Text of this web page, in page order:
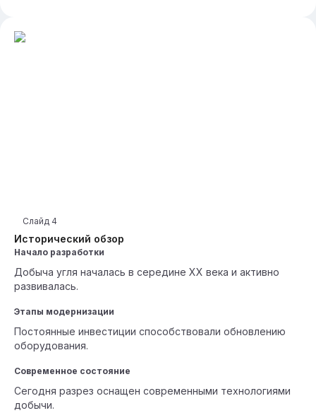
Исторический обзор
Слайд 4
Начало разработки
Добыча угля началась в середине XX века и активно
развивалась.
Этапы модернизации
Постоянные инвестиции способствовали обновлению
оборудования.
Современное состояние
Сегодня разрез оснащен современными технологиями
добычи.